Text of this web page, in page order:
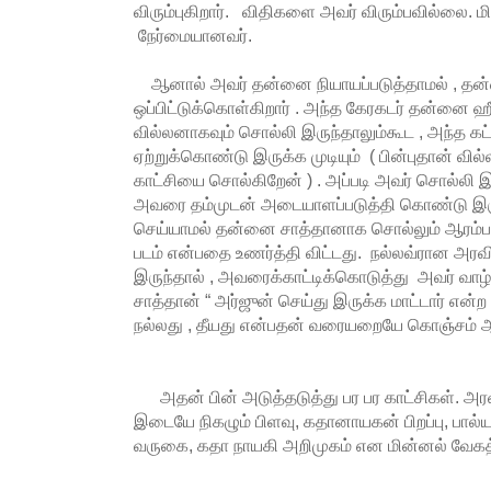
விரும்புகிறார். விதிகளை அவர் விரும்பவில்லை.
நேர்மையானவர்.
ஆனால் அவர் தன்னை நியாயப்படுத்தாமல் ,
ஒப்பிட்டுக்கொள்கிறார் . அந்த கேரகடர் தன்னை
வில்லனாகவும் சொல்லி இருந்தாலும்கூட , அந்த
ஏற்றுக்கொண்டு இருக்க முடியும் ( பின்புதான்
காட்சியை சொல்கிறேன் ) . அப்படி அவர் சொல்லி
அவரை தம்முடன் அடையாளப்படுத்தி கொண்டு
செய்யாமல் தன்னை சாத்தானாக சொல்லும் ஆரம்ப
படம் என்பதை உணர்த்தி விட்டது. நல்லவ்ரான
இருந்தால் , அவரைக்காட்டிக்கொடுத்து அவர்
சாத்தான் “ அர்ஜுன் செய்து இருக்க மாட்டார் என்ற
நல்லது , தீயது என்பதன் வரையறையே கொஞ்சம்
அதன் பின் அடுத்தடுத்து பர பர காட்சிகள்.
இடையே நிகழும் பிளவு, கதானாயகன் பிறப்பு,
வருகை, கதா நாயகி அறிமுகம் என மின்னல்